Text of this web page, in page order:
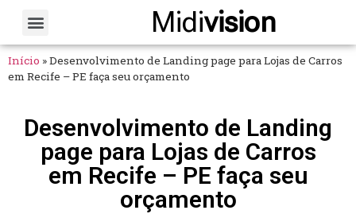
Midivision
Início »Desenvolvimento de Landing page para Lojas de Carros
em Recife – PE faça seu orçamento
Desenvolvimento de Landing
page para Lojas de Carros
em Recife – PE faça seu
orçamento